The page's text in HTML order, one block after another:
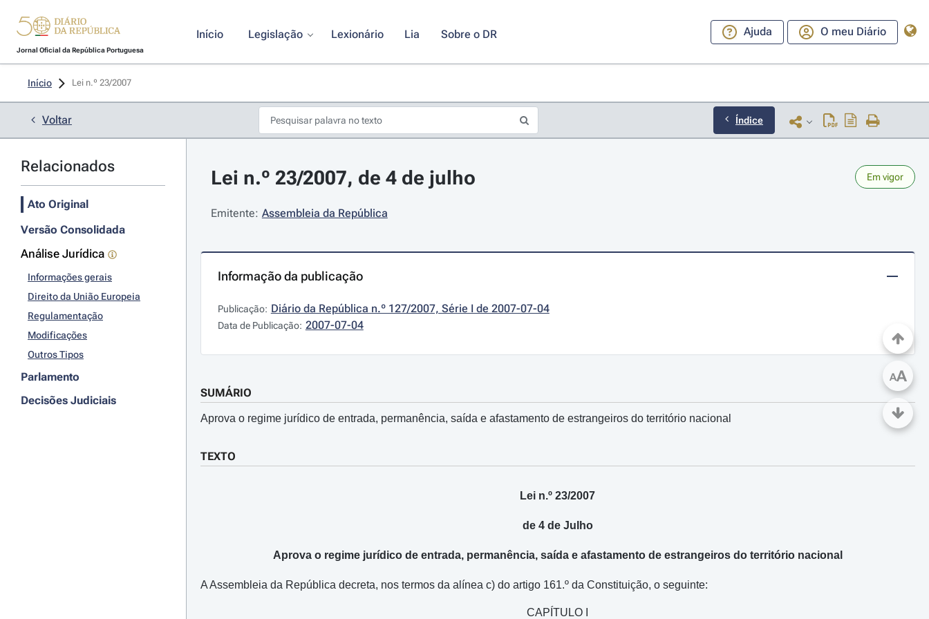
Jornal Oficial da República Portuguesa
Início Legislação Lexionário Lia Sobre o DR Ajuda O meu Diário
Início Lei n.º 23/2007
Voltar Índice
Relacionados
Ato Original
Versão Consolidada
Análise Jurídica
Informações gerais
Direito da União Europeia
Regulamentação
Modificações
Outros Tipos
Parlamento
Decisões Judiciais
Lei n.º 23/2007, de 4 de julho Em vigor
Emitente: Assembleia da República
Informação da publicação
Publicação: Diário da República n.º 127/2007, Série I de 2007-07-04
Data de Publicação: 2007-07-04
SUMÁRIO
Aprova o regime jurídico de entrada, permanência, saída e afastamento de estrangeiros do território nacional
TEXTO
Lei n.º 23/2007
de 4 de Julho
Aprova o regime jurídico de entrada, permanência, saída e afastamento de estrangeiros do território nacional
A Assembleia da República decreta, nos termos da alínea c) do artigo 161.º da Constituição, o seguinte:
CAPÍTULO I
AA